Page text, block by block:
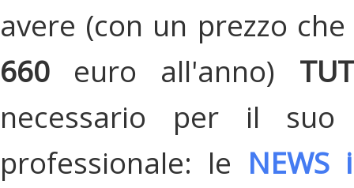
avere (con un prezzo
660 euro all'anno)
necessario per il suo
professionale: le